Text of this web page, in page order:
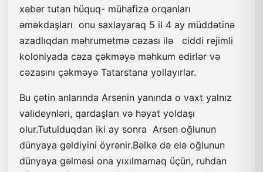
xəbər tutan hüquq- mühafizə orqanları
əməkdaşları onu saxlayaraq 5 il 4 ay müddətinə
azadlıqdan məhrumetmə cəzası ilə ciddi rejimli
koloniyada cəza çəkməyə məhkum edirlər və
cəzasını çəkməyə Tatarstana yollayırlar.
Bu çətin anlarında Arsenin yanında o vaxt yalnız
valideynləri, qardaşları və həyat yoldaşı
olur.Tutulduqdan iki ay sonra Arsen oğlunun
dünyaya gəldiyini öyrənir.Bəlkə də elə oğlunun
dünyaya gəlməsi ona yıxılmamaq üçün, ruhdan